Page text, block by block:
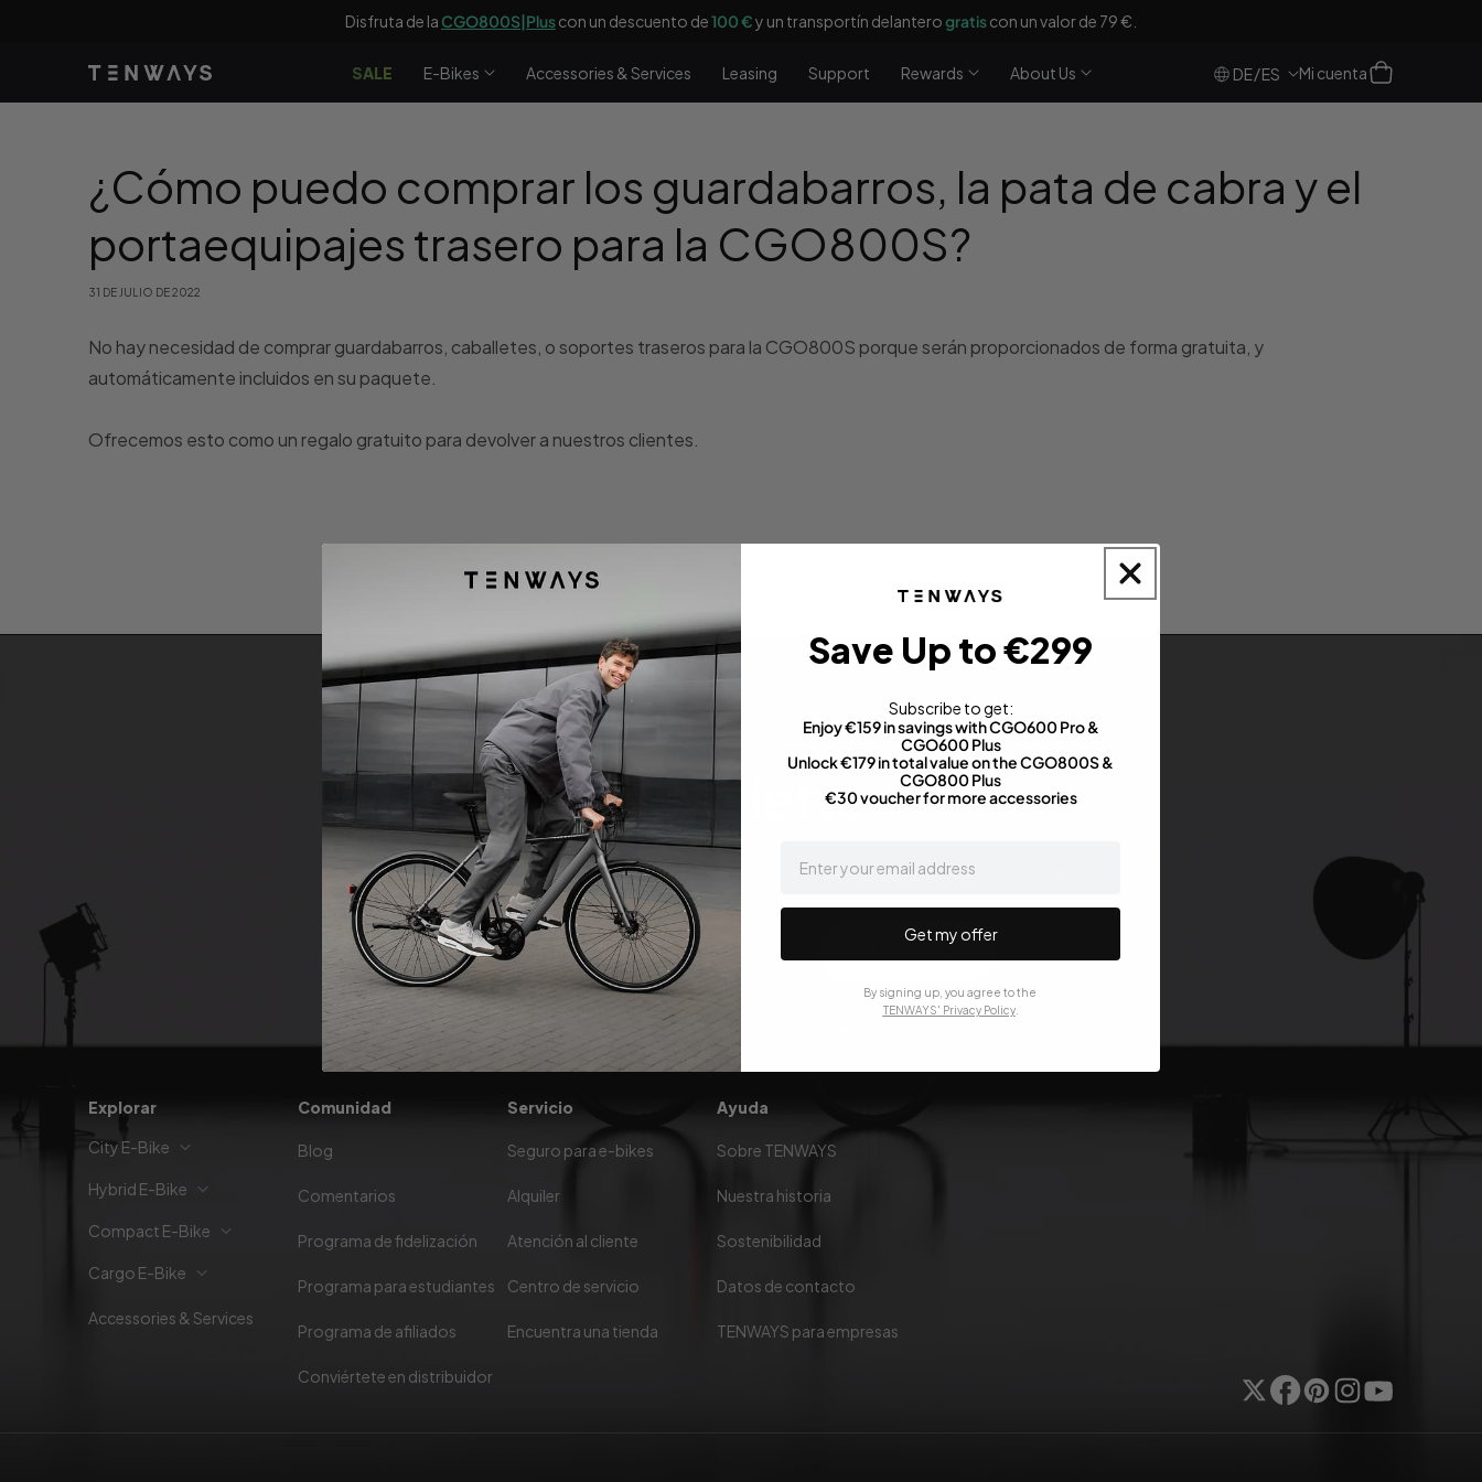
Disfruta de la CGO800S|Pluscon un descuento de100 €y un transportín delanterogratiscon un valor de 79 €.
SALE E-Bikes Accessories & Services Leasing Support Rewards About Us DE/ES Mi cuenta
Iniciar
Carro
¿Cómo puedo comprar los guardabarros, la pata de cabra y el
portaequipajes trasero para la CGO800S?
31 DE JULIO DE 2022
No hay necesidad de comprar guardabarros, caballetes, o soportes traseros para la CGO800S porque serán proporcionados de forma gratuita, y
automáticamente incluidos en su paquete.
Ofrecemos esto como un regalo gratuito para devolver a nuestros clientes.
Newsletter
Regístrese para obtener las últimas actualizaciones sobre ventas, comunicados de prensa y más.
Explorar
City E-Bike
Hybrid E-Bike
Compact E-Bike
Cargo E-Bike
Accessories & Services
Comunidad
Blog
Comentarios
Programa de fidelización
Programa para estudiantes
Programa de afiliados
Conviértete en distribuidor
Servicio
Seguro para e-bikes
Alquiler
Atención al cliente
Centro de servicio
Encuentra una tienda
Ayuda
Sobre TENWAYS
Nuestra historia
Sostenibilidad
Datos de contacto
TENWAYS para empresas
GorjeoFacebook
PinterestInstagram
YouTube
Save Up to €299
Subscribe to get:
Enjoy €159 in savings with CGO600 Pro &
CGO600 Plus
Unlock €179 in total value on the CGO800S &
CGO800 Plus
€30 voucher for more accessories
Get my offer
By signing up, you agree to the
TENWAYS' Privacy Policy.